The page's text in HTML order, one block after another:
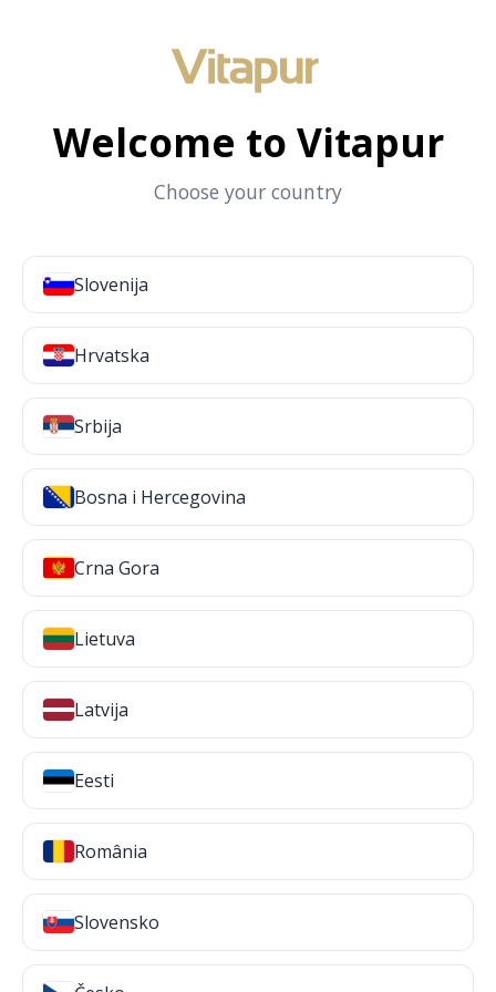
Welcome to Vitapur
Choose your country
Slovenija
Hrvatska
Srbija
Bosna i Hercegovina
Crna Gora
Lietuva
Latvija
Eesti
România
Slovensko